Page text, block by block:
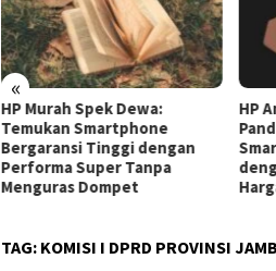
«
HP Android Terbaik 2024:
Panduan Lengkap Pilih
Smartphone Impresif
dengan Kualitas Unggul dan
Harga Terjangkau
HP
TAG: KOMISI I DPRD PROVINSI